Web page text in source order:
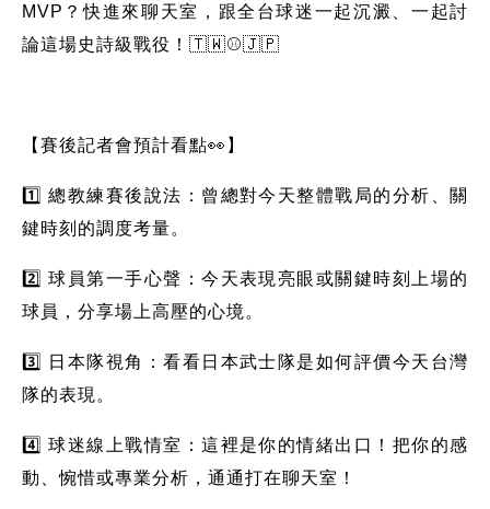
MVP？快進來聊天室，跟全台球迷一起沉澱、一起討
論這場史詩級戰役！🇹🇼⚾️🇯🇵
【賽後記者會預計看點👀】
1️⃣ 總教練賽後說法：曾總對今天整體戰局的分析、關
鍵時刻的調度考量。
2️⃣ 球員第一手心聲：今天表現亮眼或關鍵時刻上場的
球員，分享場上高壓的心境。
3️⃣ 日本隊視角：看看日本武士隊是如何評價今天台灣
隊的表現。
4️⃣ 球迷線上戰情室：這裡是你的情緒出口！把你的感
動、惋惜或專業分析，通通打在聊天室！